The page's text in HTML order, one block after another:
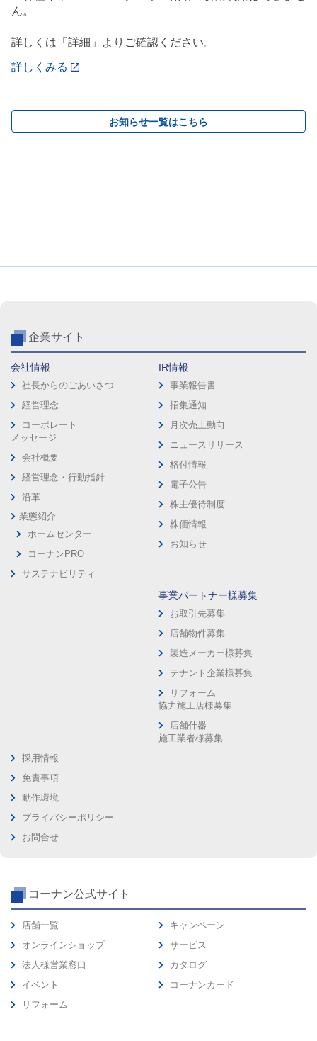
ん。
詳しくは「詳細」よりご確認ください。
詳しくみる
お知らせ一覧はこちら
企業サイト
会社情報
社長からのごあいさつ
経営理念
コーポレート
メッセージ
会社概要
経営理念・行動指針
沿革
業態紹介
ホームセンター
コーナンPRO
サステナビリティ
IR情報
事業報告書
招集通知
月次売上動向
ニュースリリース
格付情報
電子公告
株主優待制度
株価情報
お知らせ
事業パートナー様募集
お取引先募集
店舗物件募集
製造メーカー様募集
テナント企業様募集
リフォーム
協力施工店様募集
店舗什器
施工業者様募集
採用情報
免責事項
動作環境
プライバシーポリシー
お問合せ
コーナン公式サイト
店舗一覧
オンラインショップ
法人様営業窓口
イベント
リフォーム
キャンペーン
サービス
カタログ
コーナンカード